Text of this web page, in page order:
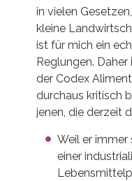
in vielen
kleine
ist für mich ein
Reglungen.
der Codex
durchaus kritisch
jenen, die derzeit
Weil er immer
einer